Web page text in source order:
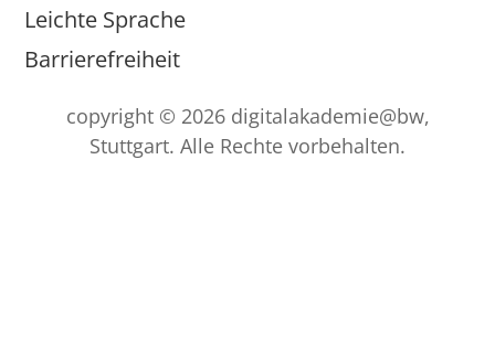
Leichte Sprache
Barrierefreiheit
copyright © 2026 digitalakademie@bw,
Stuttgart. Alle Rechte vorbehalten.